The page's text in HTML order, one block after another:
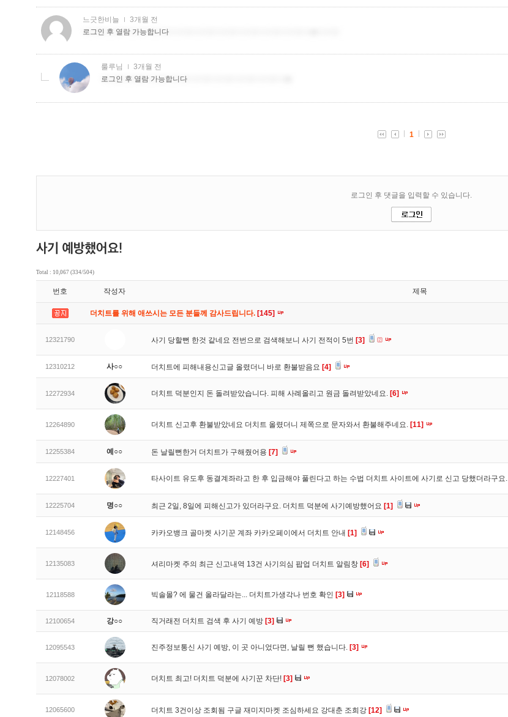
Total : 10,067 (334/504)
번호 작성자 제목
더치트를 위해 애쓰시는 모든 분들께 감사드립니다. [145]
12321790 사기 당할뻔 한것 같네요 전번으로 검색해보니 사기 전적이 5번 [3]
12310212 사○○ 더치트에 피해내용신고글 올렸더니 바로 환불받음요 [4]
12272934 더치트 덕분인지 돈 돌려받았습니다. 피해 사례올리고 원금 돌려받았네요. [6]
12264890 더치트 신고후 환불받았네요 더치트 올렸더니 제쪽으로 문자와서 환불해주네요. [11]
12255384 예○○ 돈 날릴뻔한거 더치트가 구해줬어용 [7]
12227401 타사이트 유도후 동결계좌라고 한 후 입금해야 풀린다고 하는 수법 더치트 사이트에 사기로 신고 당했더라구요.
12225704 명○○ 최근 2일, 8일에 피해신고가 있더라구요. 더치트 덕분에 사기예방했어요 [1]
12148456 카카오뱅크 골마켓 사기꾼 계좌 카카오페이에서 더치트 안내 [1]
12135083 셔리마켓 주의 최근 신고내역 13건 사기의심 팝업 더치트 알림창 [6]
12118588 빅솔몰? 에 물건 올라달라는... 더치트가생각나 번호 확인 [3]
12100654 강○○ 직거래전 더치트 검색 후 사기 예방 [3]
12095543 진주정보통신 사기 예방, 이 곳 아니었다면, 날릴 뻔 했습니다. [3]
12078002 더치트 최고! 더치트 덕분에 사기꾼 차단! [3]
12065600 더치트 3건이상 조회됨 구글 재미지마켓 조심하세요 강대춘 조희강 [12]